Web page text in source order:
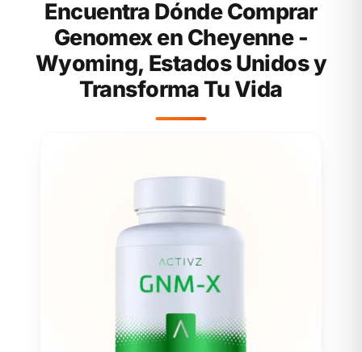
Encuentra Dónde Comprar
Genomex en Cheyenne -
Wyoming, Estados Unidos y
Transforma Tu Vida